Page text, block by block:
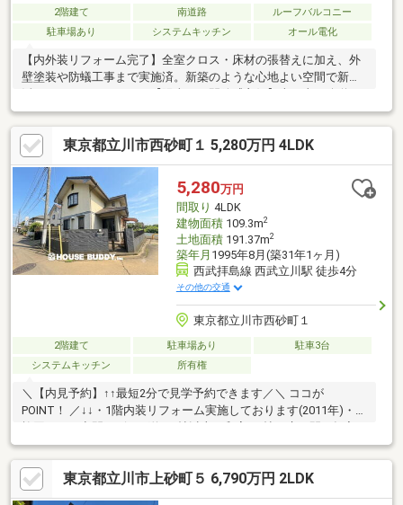
2階建て 南道路
ルーフバルコニー
駐車場あり
システムキッチン オール電化
【内外装リフォーム完了】全室クロス・床材の張替えに加え、外
壁塗装や防蟻工事まで実施済。新築のような心地よい空間で新生
面した角地のため、採光と通風に優れた明るい住環境。心地よい
光と風を感じる快適な毎日を。【便利なルーフバルコニー】開放
感溢れるルーフバルコニー付き。洗濯物干しはもちろん、趣味の
スペースや寛ぎの場としても活用可能です。●西武開発清瀬店ま
でお気軽にお電話下さい！ TEL0120-953-813●「まずは資料を」
というお客様は、 オレンジボタン「資料請求する（無料）」を
クリック！
東京都立川市西砂町１ 5,280万円 4LDK
5,280万円
間取り 4LDK
建物面積109.3m2
土地面積191.37m2
築年月 1995年8月(築31年1ヶ月)
西武拝島線 西武立川駅 徒歩4分
その他の交通
東京都立川市西砂町１
2階建て 駐車場あり
駐車3台
システムキッチン
所有権
＼【内見予約】↑↑最短2分で見学予約できます／＼ ココが
POINT！ ／↓↓・1階内装リフォーム実施しております(2011年)・家
収納・広めの洗面脱衣スペース・全居室6帖以上・2部屋に面して
いるバルコニー・カースペース3台駐車可能(車種によります)・公
道5.0ｍ×5.0ｍの角地につき開放的な立地【LOCATION】・西武拝
島線「西武立川」駅…徒歩約4分・市立西砂小学校…徒歩約6分・市
東京都立川市上砂町５ 6,790万円 2LDK